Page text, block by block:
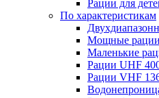
Рации для
По характеристикам
Мощные рации
Маленькие
Рации UHF
Рации VHF